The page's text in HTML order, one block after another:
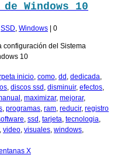
Windows 10
SSD, Windows 0
configuración del Sistema
10
inicio, como, dd , dedicada,
, discos ssd , disminuir, efectos,
, maximizar, mejorar,
, programas, ram, reducir, registro
, ssd , tarjeta, tecnologia,
, video, visuales, windows,